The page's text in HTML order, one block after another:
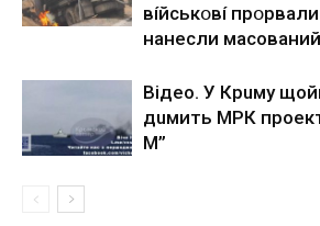
вíйcькօвí
нaнecли
Вiдeo. У Кpuму
дuмить МРК
М”